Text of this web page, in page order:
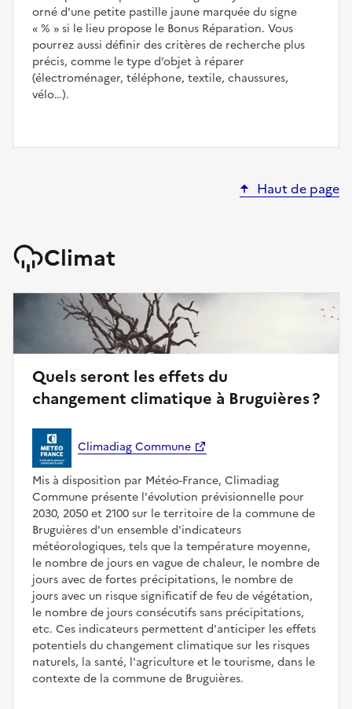
orné d'une petite pastille jaune marquée du signe
%
si le lieu propose le Bonus Réparation. Vous
pourrez aussi définir des critères de recherche plus
précis, comme le type d’objet à réparer
(électroménager, téléphone, textile, chaussures,
vélo…).
Haut de page
Climat
Quels seront les effets du
changement climatique à Bruguières ?
Climadiag Commune
Mis à disposition par Météo-France, Climadiag
Commune présente l'évolution prévisionnelle pour
2030, 2050 et 2100 sur le territoire de la commune de
Bruguières d'un ensemble d'indicateurs
météorologiques, tels que la température moyenne,
le nombre de jours en vague de chaleur, le nombre de
jours avec de fortes précipitations, le nombre de
jours avec un risque significatif de feu de végétation,
le nombre de jours consécutifs sans précipitations,
etc. Ces indicateurs permettent d'anticiper les effets
potentiels du changement climatique sur les risques
naturels, la santé, l'agriculture et le tourisme, dans le
contexte de la commune de Bruguières.